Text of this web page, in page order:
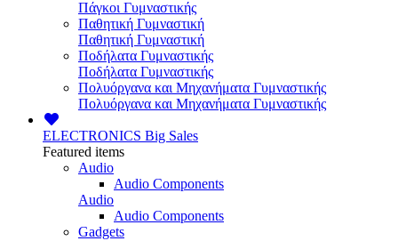
Πάγκοι Γυμναστικής
Παθητική Γυμναστική
Παθητική Γυμναστική
Ποδήλατα Γυμναστικής
Ποδήλατα Γυμναστικής
Πολυόργανα και Μηχανήματα Γυμναστικής
Πολυόργανα και Μηχανήματα Γυμναστικής
ELECTRONICS Big Sales
Featured items
Audio
Audio Components
Audio
Audio Components
Gadgets